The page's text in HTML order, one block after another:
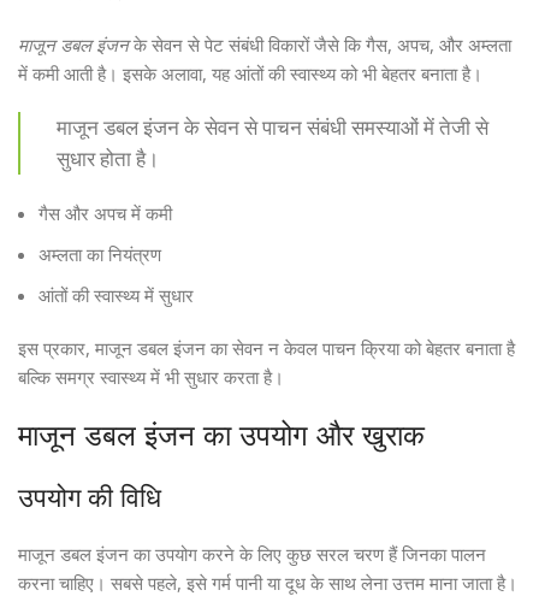
माजून डबल इंजनके सेवन से पेट संबंधी विकारों जैसे कि गैस, अपच, और अम्लता
में कमी आती है। इसके अलावा, यह आंतों की स्वास्थ्य को भी बेहतर बनाता है।
माजून डबल इंजन के सेवन से पाचन संबंधी समस्याओं में तेजी से
सुधार होता है।
गैस और अपच में कमी
अम्लता का नियंत्रण
आंतों की स्वास्थ्य में सुधार
इस प्रकार, माजून डबल इंजन का सेवन न केवल पाचन क्रिया को बेहतर बनाता है
बल्कि समग्र स्वास्थ्य में भी सुधार करता है।
माजून डबल इंजन का उपयोग और खुराक
उपयोग की विधि
माजून डबल इंजन का उपयोग करने के लिए कुछ सरल चरण हैं जिनका पालन
करना चाहिए। सबसे पहले, इसे गर्म पानी या दूध के साथ लेना उत्तम माना जाता है।